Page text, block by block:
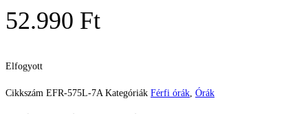
52.990 Ft
Elfogyott
Cikkszám EFR-575L-7A Kategóriák Férfi órák, Órák